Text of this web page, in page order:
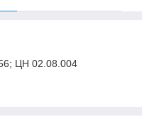
ЦН 02.08.004